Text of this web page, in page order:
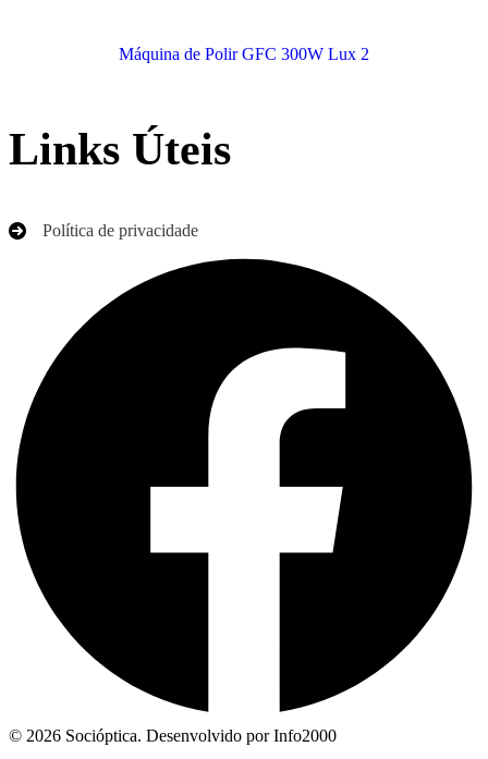
Máquina de Polir GFC 300W Lux 2
Links Úteis
Política de privacidade
© 2026 Socióptica. Desenvolvido por Info2000